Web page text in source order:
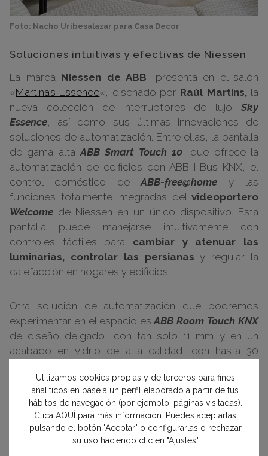
Foto: Nacho Uribesalazar para Casa Decor
Soluciones intuitivas y efectivas de Niessen
La marca Niessen de ABB , presenta en el salón
«Martina’s Essence«, diseñado por Raúl Martins,la
nueva colección de interruptores de lujo Sky
Essence , así como sus últimas innovaciones de
soluciones de automatización. Entre ellas, la pantalla
de gama alta ABB Smart Touch 10 , que ofrece la
automatización de edificios con ABB i-Bus KNX, el
control doméstico deABB-free@home y las
funciones totalmente integradas del videoportero
Welcome de Niessen en un único dispositivo. Esta
pantalla puede manejarse intuitivamente con
controles táctiles para cambiar y atenuar las
luminarias, controlar las persianas y regular la
calefacción en hogares y edificios.
Otra solución de automatización que podremos
experimentar en el espacio esABB Room Touch KNX
de diseño delgado, con tan solo 11 mm y en un
acabado en vidrio de alta calidad, con hasta 30
antideslumbrante para usar en la oscuridad.
Utilizamos cookies propias y de terceros para fines
analíticos en base a un perfil elaborado a partir de tus
hábitos de navegación (por ejemplo, páginas visitadas).
Clica AQUÍ para más información. Puedes aceptarlas
pulsando el botón "Aceptar" o configurarlas o rechazar
su uso haciendo clic en "Ajustes"